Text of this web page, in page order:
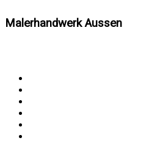
Malerhandwerk Aussen